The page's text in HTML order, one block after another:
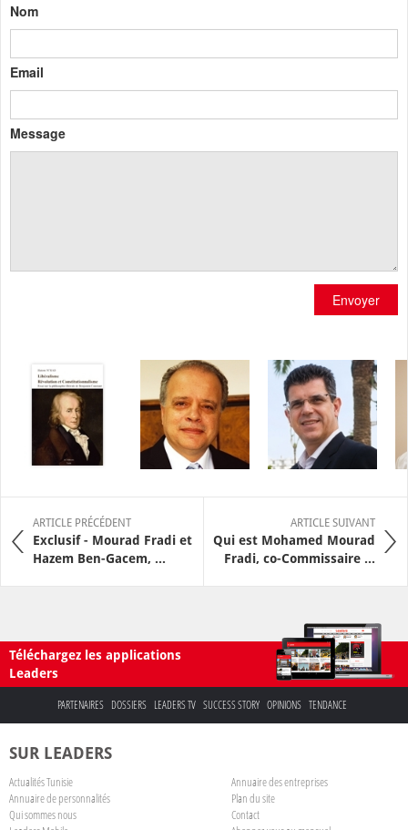
Nom
Email
Message
Envoyer
ARTICLE PRÉCÉDENT
Exclusif - Mourad Fradi et
Hazem Ben-Gacem, ...
ARTICLE SUIVANT
Qui est Mohamed Mourad
Fradi, co-Commissaire ...
Téléchargez les applications
Leaders
PARTENAIRES DOSSIERS LEADERS TV SUCCESS STORY OPINIONS TENDANCE
SUR LEADERS
Actualités Tunisie
Annuaire des entreprises
Annuaire de personnalités
Plan du site
Qui sommes nous
Contact